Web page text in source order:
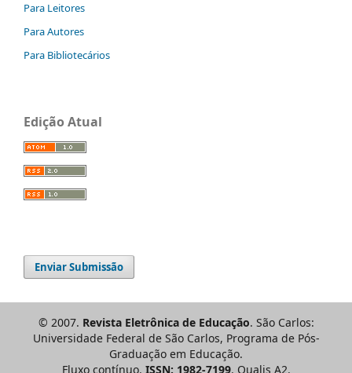
Para Leitores
Para Autores
Para Bibliotecários
Edição Atual
Enviar Submissão
© 2007. Revista Eletrônica de Educação. São Carlos:
Universidade Federal de São Carlos, Programa de Pós-
Graduação em Educação.
Fluxo contínuo. ISSN: 1982-7199. Qualis A2.